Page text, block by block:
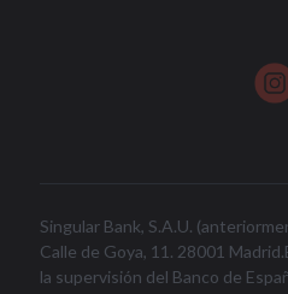
Singular Bank, S.A.U.
Calle de Goya, 11. 28001
la supervisión del Banco de